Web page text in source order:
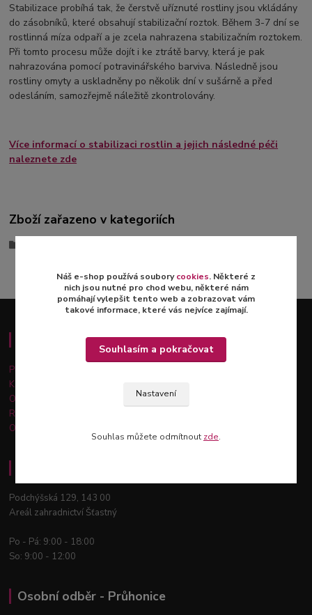
Stabilizace probíhá tak, že čerstvě uříznuté rostliny jsou vkládány
do zásobníků, které obsahují stabilizační roztok. Během 3-7 dní se
rostlinná míza odpaří a je zcela nahrazena stabilizačním roztokem.
Při tomto procesu může dojít i ke ztrátě barvy, která je pak
nahrazována pomocí potravinářského barviva. Následně jsou
rostliny omyty a uskladněny po několik dní v sušárně a před
odesláním, samozřejmě náležitě zkontrolovány.
Více informací o stabilizaci rostlin a jejich následné péči
naleznete zde
Zboží zařazeno v kategoriích
Důležité informace
Platba a doprava
Kontakty
Obchodní podmínky
Reklamace a vrácení zboží
Ochrana osobních údajů
Podchýšská 129, 143 00
Areál zahradnictví Šťastný
Po - Pá: 9:00 - 18:00
So: 9:00 - 12:00
Osobní odběr - Průhonice
Náš e-shop používá souborycookies. Některé z
nich jsou nutné pro chod webu, některé nám
pomáhají vylepšit tento web a zobrazovat vám
takové informace, které vás nejvíce zajímají.
Nastavení
Souhlasím a pokračovat
Souhlas můžete odmítnout zde.